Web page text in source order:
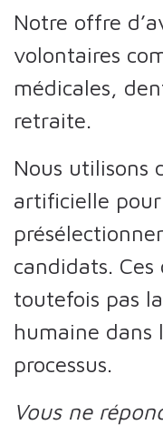
Notre offre
volontaires
médicales,
retraite.
Nous utilisons
artificielle
candidats.
toutefois pas
humaine dans
processus.
Vous ne